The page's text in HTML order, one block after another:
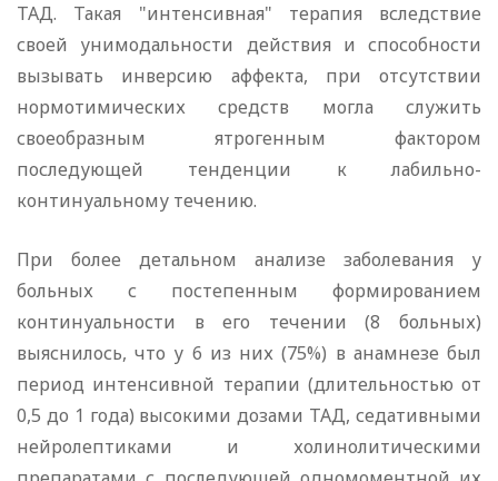
ТАД. Такая "интенсивная" терапия вследствие
своей унимодальности действия и способности
вызывать инверсию аффекта, при отсутствии
нормотимических средств могла служить
своеобразным ятрогенным фактором
последующей тенденции к лабильно-
континуальному течению.
При более детальном анализе заболевания у
больных с постепенным формированием
континуальности в его течении (8 больных)
выяснилось, что у 6 из них (75%) в анамнезе был
период интенсивной терапии (длительностью от
0,5 до 1 года) высокими дозами ТАД, седативными
нейролептиками и холинолитическими